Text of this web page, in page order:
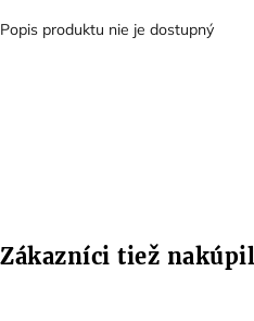
Popis produktu nie je dostupný